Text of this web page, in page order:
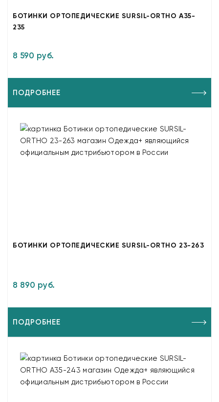
БОТИНКИ ОРТОПЕДИЧЕСКИЕ SURSIL-ORTHO A35-
235
8 590 руб.
ПОДРОБНЕЕ
БОТИНКИ ОРТОПЕДИЧЕСКИЕ SURSIL-ORTHO 23-263
8 890 руб.
ПОДРОБНЕЕ